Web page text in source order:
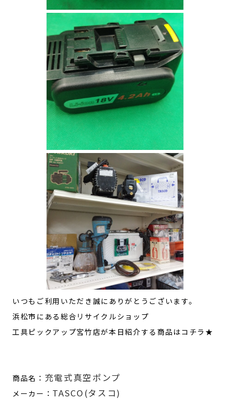
いつもご利用いただき誠にありがとうございます。
浜松市にある総合リサイクルショップ
工具ピックアップ宮竹店が本日紹介する商品はコチラ★
商品名： 充電式真空ポンプ
メーカー： TASCO(タスコ)